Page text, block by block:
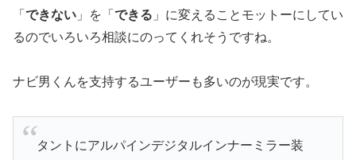
「 できない 」を「 できる 」に変えることモットーにしてい
るのでいろいろ相談にのってくれそうですね。
ナビ男くんを支持するユーザーも多いのが現実です。
タントにアルパインデジタルインナーミラー装